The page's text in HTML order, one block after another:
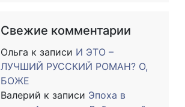
Свежие комментарии
Ольга к записи И ЭТО –
ЛУЧШИЙ РУССКИЙ РОМАН? О,
БОЖЕ
Валерий к записи Эпоха в